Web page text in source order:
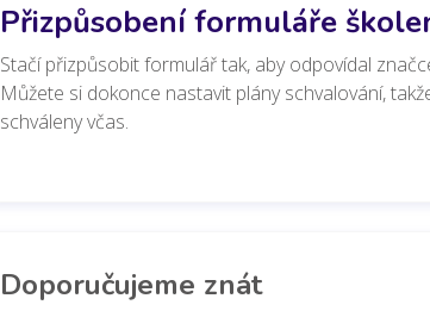
Přizpůsobení formuláře
Stačí přizpůsobit formulář tak, aby odpovídal
Můžete si dokonce nastavit plány schvalování,
schváleny včas.
Doporučujeme znát